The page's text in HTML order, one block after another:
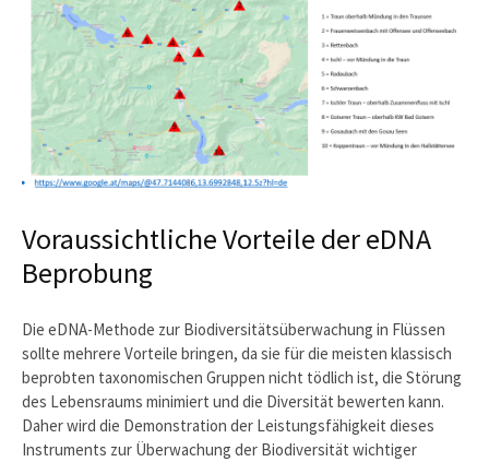
Voraussichtliche Vorteile der eDNA
Beprobung
Die eDNA-Methode zur Biodiversitätsüberwachung in Flüssen
sollte mehrere Vorteile bringen, da sie für die meisten klassisch
beprobten taxonomischen Gruppen nicht tödlich ist, die Störung
des Lebensraums minimiert und die Diversität bewerten kann.
Daher wird die Demonstration der Leistungsfähigkeit dieses
Instruments zur Überwachung der Biodiversität wichtiger